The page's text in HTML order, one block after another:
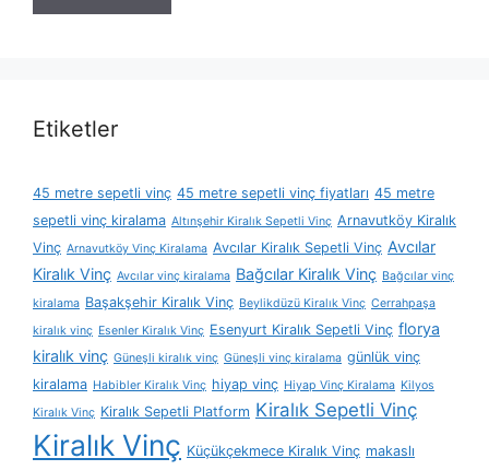
Etiketler
45 metre sepetli vinç 45 metre sepetli vinç fiyatları 45 metre
sepetli vinç kiralama Altınşehir Kiralık Sepetli Vinç Arnavutköy Kiralık
Vinç Arnavutköy Vinç Kiralama Avcılar Kiralık Sepetli Vinç Avcılar
Kiralık Vinç Avcılar vinç kiralama Bağcılar Kiralık Vinç Bağcılar vinç
kiralama Başakşehir Kiralık Vinç Beylikdüzü Kiralık Vinç Cerrahpaşa
kiralık vinç Esenler Kiralık Vinç Esenyurt Kiralık Sepetli Vinç florya
kiralık vinç Güneşli kiralık vinç Güneşli vinç kiralama günlük vinç
kiralama Habibler Kiralık Vinç hiyap vinç Hiyap Vinç Kiralama Kilyos
Kiralık Vinç Kiralık Sepetli Platform Kiralık Sepetli Vinç
Kiralık Vinç Küçükçekmece Kiralık Vinç makaslı